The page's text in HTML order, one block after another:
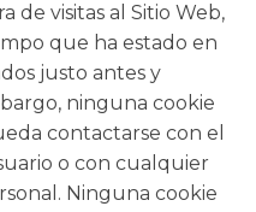
de visitas al Sitio Web,
que ha estado en
justo antes y
ninguna cookie
contactarse con el
o con cualquier
Ninguna cookie